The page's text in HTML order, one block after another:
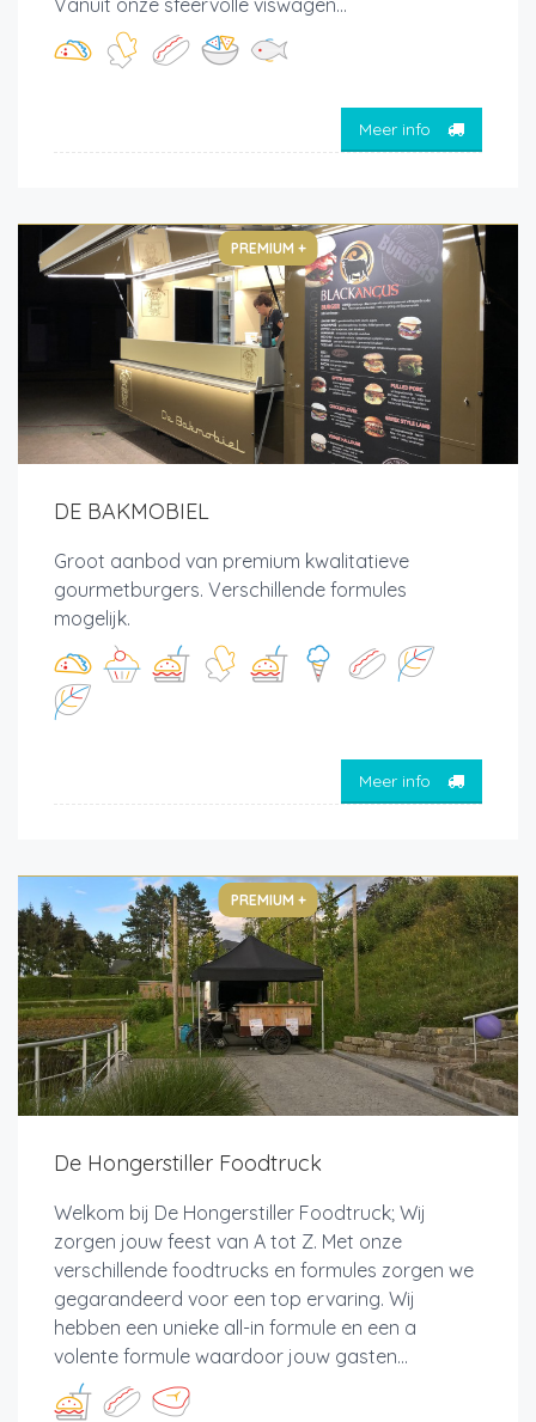
Vanuit onze sfeervolle viswagen...
Meer info
PREMIUM +
DE BAKMOBIEL
Groot aanbod van premium kwalitatieve
gourmetburgers. Verschillende formules
mogelijk.
Meer info
PREMIUM +
De Hongerstiller Foodtruck
Welkom bij De Hongerstiller Foodtruck; Wij
zorgen jouw feest van A tot Z. Met onze
verschillende foodtrucks en formules zorgen we
gegarandeerd voor een top ervaring. Wij
hebben een unieke all-in formule en een a
volente formule waardoor jouw gasten...